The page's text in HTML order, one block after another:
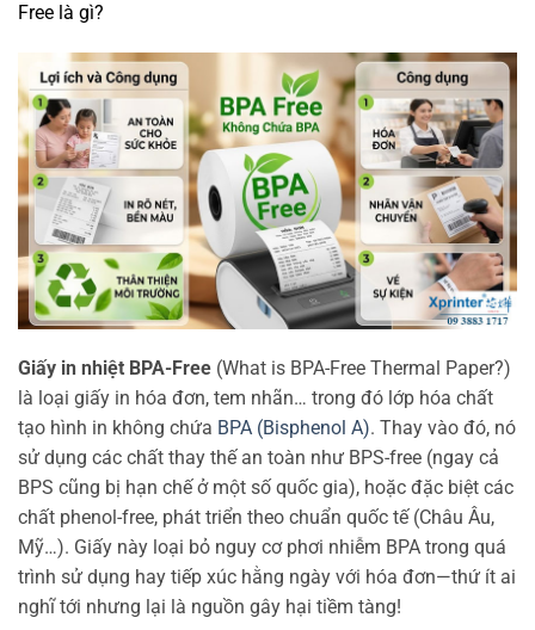
Free là gì?
Giấy in nhiệt BPA-Free (What is BPA-Free Thermal Paper?)
là loại giấy in hóa đơn, tem nhãn… trong đó lớp hóa chất
tạo hình in không chứa BPA (Bisphenol A). Thay vào đó, nó
sử dụng các chất thay thế an toàn như BPS-free (ngay cả
BPS cũng bị hạn chế ở một số quốc gia), hoặc đặc biệt các
chất phenol-free, phát triển theo chuẩn quốc tế (Châu Âu,
Mỹ…). Giấy này loại bỏ nguy cơ phơi nhiễm BPA trong quá
trình sử dụng hay tiếp xúc hằng ngày với hóa đơn—thứ ít ai
nghĩ tới nhưng lại là nguồn gây hại tiềm tàng!